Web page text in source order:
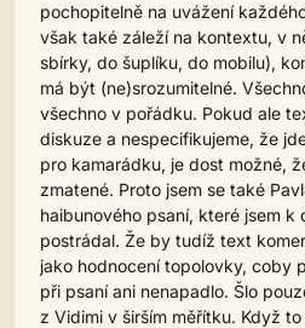
pochopitelně na uvážení
však také záleží na kontextu, v
sbírky, do šuplíku, do mobilu),
má být (ne)srozumitelné.
všechno v pořádku. Pokud ale
diskuze a nespecifikujeme, že
pro kamarádku, je dost možné,
zmatené. Proto jsem se také
haibunového psaní, které jsem k
postrádal. Že by tudíž text
jako hodnocení topolovky, coby
při psaní ani nenapadlo. Šlo
z Vidimi v širším měřítku. Když